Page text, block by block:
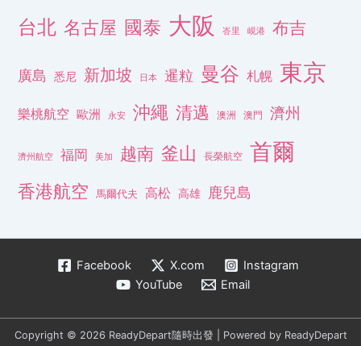
台北 名古屋 國泰 大阪 峇里 峴港 布吉
廣島 悉尼 新加坡 日本 暹粒 曼谷 札幌 東京
樂桃航空 歐洲 永安 沖繩 清邁 澳洲 澳門 濟州
濟州航空 福岡 美加 越南 釜山 長榮航空 首爾
香港航空 馬爾代夫 高松 高雄 鹿兒島
Facebook X.com
Instagram
YouTube
Email
Copyright © 2026 ReadyDepart隨時出發 | Powered by ReadyDepart